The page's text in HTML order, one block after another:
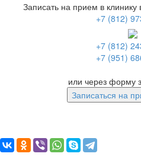
Записать на прием в
+7 (812)
+7 (812)
+7 (951)
или через форму
Записаться на